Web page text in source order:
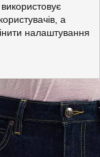
а
налаштування